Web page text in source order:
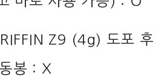
Z9 (4g) 도포 후
동봉 : X